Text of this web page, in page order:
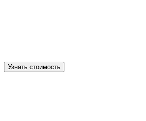
Узнать стоимость